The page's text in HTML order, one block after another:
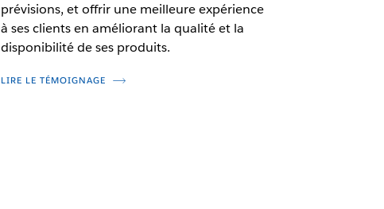
prévisions, et offrir une meilleure expérience
à ses clients en améliorant la qualité et la
disponibilité de ses produits.
LIRE LE TÉMOIGNAGE